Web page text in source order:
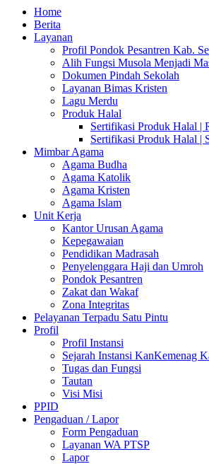
Home
Berita
Layanan
Profil Pondok Pesantren Kab.
Alih Fungsi Musola Menjadi
Dokumen Pindah Sekolah
Layanan Bimas Kristen
Lagu Merdu
Produk Halal
Sertifikasi Produk Halal |
Sertifikasi Produk Halal |
Mimbar Agama
Agama Budha
Agama Katolik
Agama Kristen
Agama Islam
Unit Kerja
Kantor Urusan Agama
Kepegawaian
Pendidikan Madrasah
Penyelenggara Haji dan Umroh
Pondok Pesantren
Zakat dan Wakaf
Zona Integritas
Pelayanan Terpadu Satu Pintu
Profil
Profil Instansi
Sejarah Instansi KanKemenag
Tugas dan Fungsi
Tautan
Visi Misi
PPID
Pengaduan / Lapor
Form Pengaduan
Layanan WA PTSP
Lapor